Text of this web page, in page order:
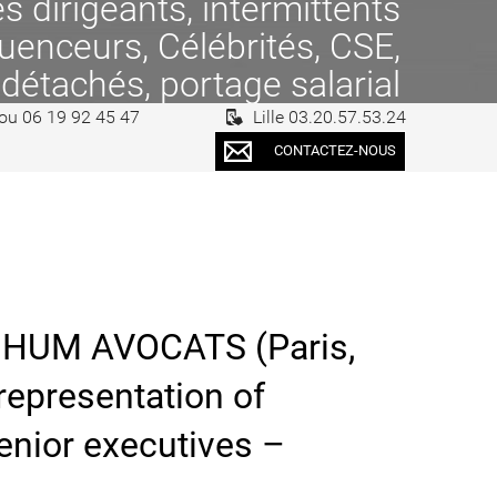
dirigeants, intermittents
Célébrités, CSE,
portage salarial
06 19 92 45 47 Lille 03.20.57.53.24
CONTACTEZ-NOUS
AVOCATS (Paris,
of
executives –